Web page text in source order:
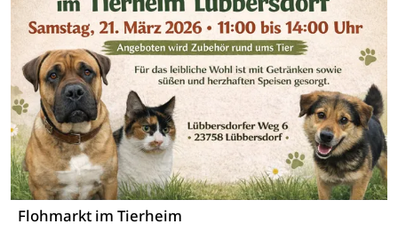
Flohmarkt im Tierheim